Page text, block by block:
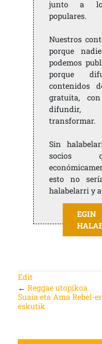
junto a
populares.
Nuestros
porque
podemos
porque
contenidos
gratuita,
difundir,
transformar.
Sin
socios
esto no
halabelarri y
Edit
← Reggae utopikoa
Suaia eta Ama Rebel-
eskutik